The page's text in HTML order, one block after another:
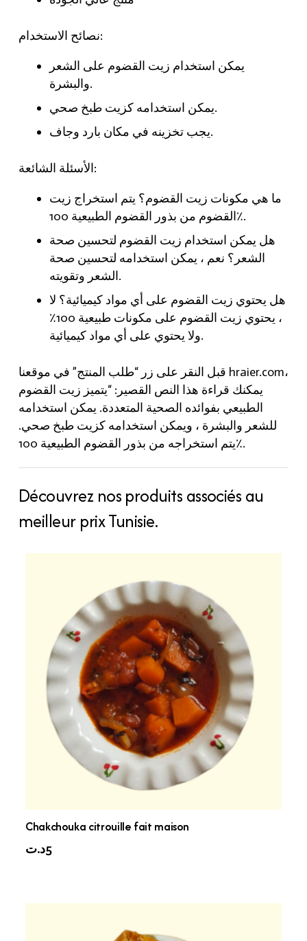
نصائح الاستخدام:
يمكن استخدام زيت القضوم على الشعر
والبشرة.
يمكن استخدامه كزيت طبخ صحي.
يجب تخزينه في مكان بارد وجاف.
الأسئلة الشائعة:
ما هي مكونات زيت القضوم؟ يتم استخراج زيت
القضوم من بذور القضوم الطبيعية 100٪.
هل يمكن استخدام زيت القضوم لتحسين صحة
الشعر؟ نعم ، يمكن استخدامه لتحسين صحة
الشعر وتقويته.
هل يحتوي زيت القضوم على أي مواد كيميائية؟ لا
، يحتوي زيت القضوم على مكونات طبيعية 100٪
ولا يحتوي على أي مواد كيميائية.
قبل النقر على زر “طلب المنتج” في موقعنا hraier.com،
يمكنك قراءة هذا النص القصير: “يتميز زيت القضوم
الطبيعي بفوائده الصحية المتعددة. يمكن استخدامه
للشعر والبشرة ، ويمكن استخدامه كزيت طبخ صحي.
يتم استخراجه من بذور القضوم الطبيعية 100٪.
Découvrez nos produits associés au
meilleur prix Tunisie.
Chakchouka citrouille fait maison
5د.ت